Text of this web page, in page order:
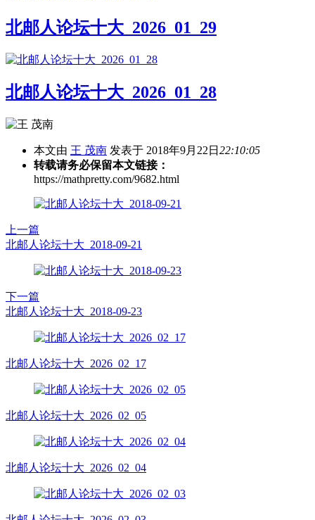
北邮人论坛十大_2026_01_29
北邮人论坛十大_2026_01_28
本文由 王 茂南 发表于 2018年9月22日 22:10:05
转载请务必保留本文链接：
https://mathpretty.com/9682.html
上一篇
北邮人论坛十大_2018-09-21
下一篇
北邮人论坛十大_2018-09-23
北邮人论坛十大_2026_02_17
北邮人论坛十大_2026_02_05
北邮人论坛十大_2026_02_04